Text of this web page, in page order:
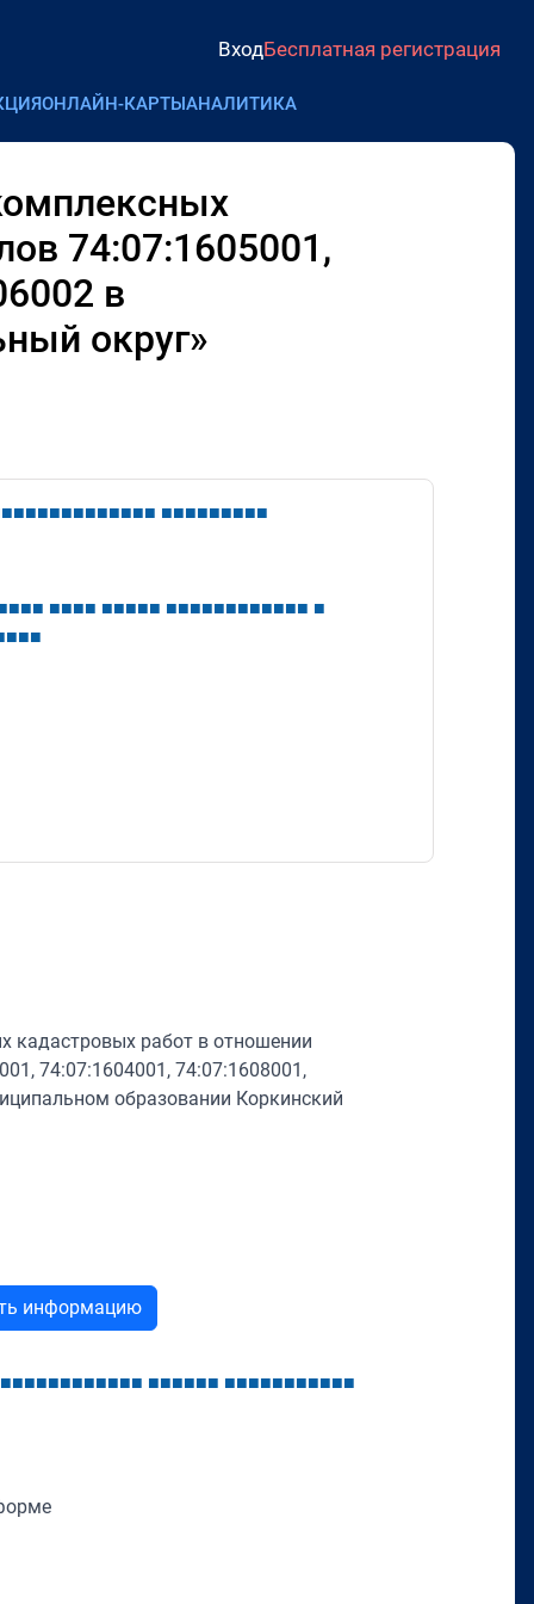
ВходБесплатная регистрация
ОНЛАЙН-КАРТЫАНАЛИТИКА
74:07:1605001,
в
округ»
■■■■■■■■■■■■■ ■■■■■■■■■
■■■ ■■■■ ■■■■■ ■■■■■■■■■■■■ ■
■■■
кадастровых работ в отношении
74:07:1604001, 74:07:1608001,
образовании Коркинский
информацию
■■■■■■■■■■■■ ■■■■■■ ■■■■■■■■■■■